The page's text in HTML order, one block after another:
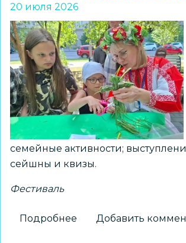
20 июля 2026
семейные активности;
сейшны и квизы.
Фестиваль
Подробнее Добавить